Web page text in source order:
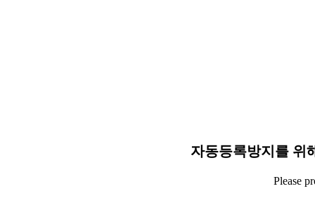
자동등록방지를 위
Please